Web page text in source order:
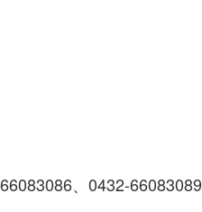
、0432-66083089